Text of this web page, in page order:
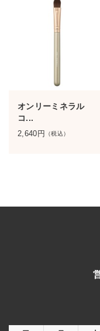
オンリーミネラル
コ...
2,640 円 （税込）